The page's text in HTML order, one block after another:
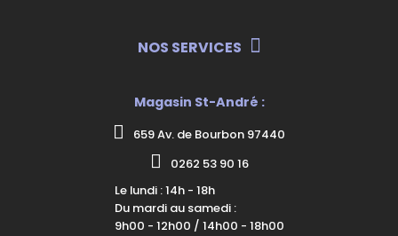
NOS SERVICES
Magasin St-André :
659 Av. de Bourbon 97440
0262 53 90 16
Le lundi : 14h - 18h
Du mardi au samedi :
9h00 - 12h00 / 14h00 - 18h00